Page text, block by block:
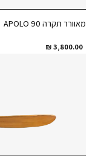
מאוורר תקרה APOLO 90
3,800.00
₪